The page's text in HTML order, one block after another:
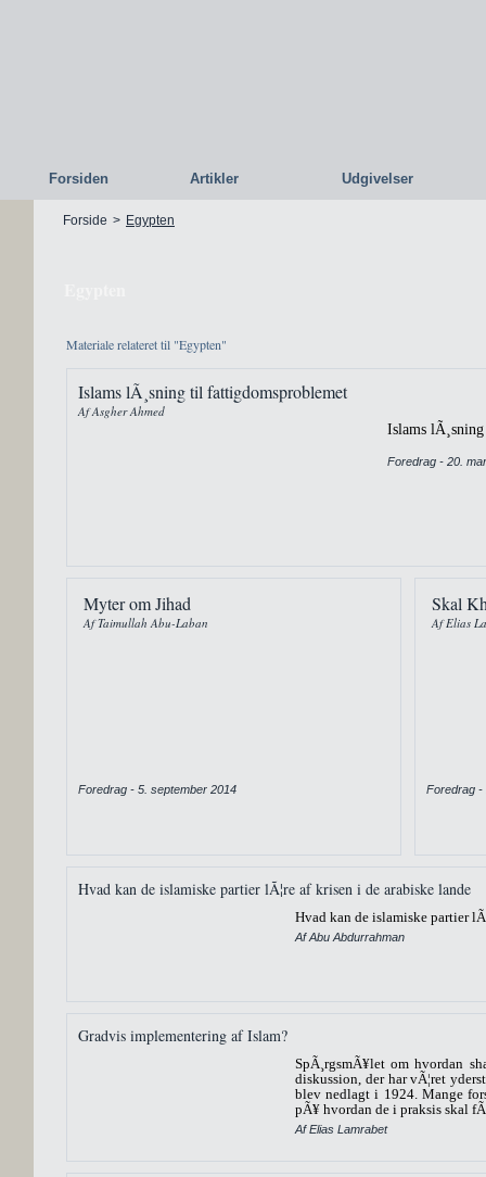
Forsiden Artikler Udgivelser
Forside > Egypten
Materiale relateret til "Egypten"
Islams lÃ¸sning til fattigdomsproblemet
Af Asgher Ahmed
Islams
Foredrag - 20.
Myter om Jihad
Af Taimullah Abu-Laban
Foredrag - 5. september 2014
Skal
Af Elias
Foredrag -
Hvad kan de islamiske partier lÃ¦re af krisen i de arabiske lande
Hvad kan de islamiske partier
Af Abu Abdurrahman
Gradvis implementering af Islam?
SpÃ¸rgsmÃ¥let om hvordan
diskussion, der har vÃ¦ret
blev nedlagt i 1924. Mange
pÃ¥ hvordan de i praksis skal
Af Elias Lamrabet